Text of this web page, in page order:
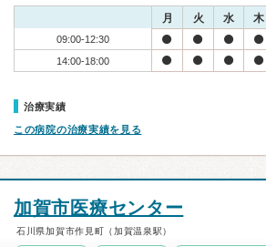
月 火 水 木
09:00-12:30
14:00-18:00
治療実績
この病院の治療実績を見る
加賀市医療センター
石川県加賀市作見町（加賀温泉駅）